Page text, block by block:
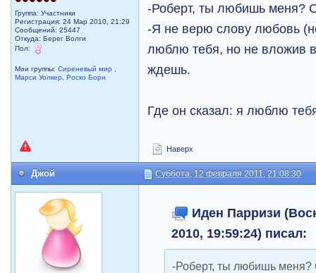
Группа: Участники
Регистрация: 24 Мар 2010, 21:29
Сообщений: 25447
Откуда: Берег Волги
Пол:
Мои группы:Сиреневый мир
Марси Уолкер
,Роско Борн
-Роберт, ты любишь меня?
-Я не верю слову любовь
люблю тебя, но не вложив
ждешь.
Где он сказал: я люблю
Наверх
Джой Суббота, 12 февраля 2011, 21:08:30
Иден Парризи
2010, 19:59:24) писал:
-Роберт, ты любишь